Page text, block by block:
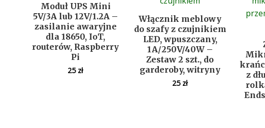
Moduł UPS Mini
5V/3A lub 12V/1.2A –
zasilanie awaryjne
dla 18650, IoT,
routerów, Raspberry
Pi
25 zł
Włącznik meblowy
do szafy z czujnikiem
LED, wpuszczany,
1A/250V/40W –
Zestaw 2 szt., do
garderoby, witryny
25 zł
z